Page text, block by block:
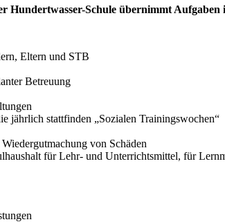
Hundertwasser-Schule übernimmt
Eltern und STB
Betreuung
jährlich stattfinden „Sozialen Trainingswochen“
von Schäden
für Lehr- und Unterrichtsmittel, für